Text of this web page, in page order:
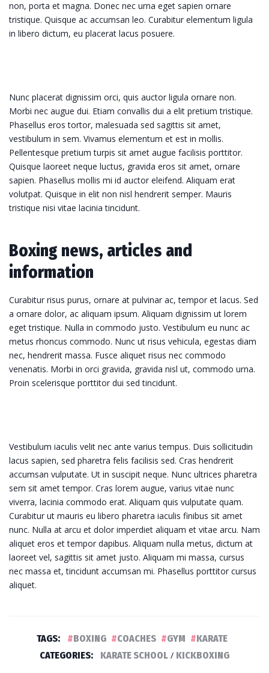
non, porta et magna. Donec nec urna eget sapien ornare
tristique. Quisque ac accumsan leo. Curabitur elementum ligula
in libero dictum, eu placerat lacus posuere.
Nunc placerat dignissim orci, quis auctor ligula ornare non.
Morbi nec augue dui. Etiam convallis dui a elit pretium tristique.
Phasellus eros tortor, malesuada sed sagittis sit amet,
vestibulum in sem. Vivamus elementum et est in mollis.
Pellentesque pretium turpis sit amet augue facilisis porttitor.
Quisque laoreet neque luctus, gravida eros sit amet, ornare
sapien. Phasellus mollis mi id auctor eleifend. Aliquam erat
volutpat. Quisque in elit non nisl hendrerit semper. Mauris
tristique nisi vitae lacinia tincidunt.
Boxing news, articles and
information
Curabitur risus purus, ornare at pulvinar ac, tempor et lacus. Sed
a ornare dolor, ac aliquam ipsum. Aliquam dignissim ut lorem
eget tristique. Nulla in commodo justo. Vestibulum eu nunc ac
metus rhoncus commodo. Nunc ut risus vehicula, egestas diam
nec, hendrerit massa. Fusce aliquet risus nec commodo
venenatis. Morbi in orci gravida, gravida nisl ut, commodo urna.
Proin scelerisque porttitor dui sed tincidunt.
Vestibulum iaculis velit nec ante varius tempus. Duis sollicitudin
lacus sapien, sed pharetra felis facilisis sed. Cras hendrerit
accumsan vulputate. Ut in suscipit neque. Nunc ultrices pharetra
sem sit amet tempor. Cras lorem augue, varius vitae nunc
viverra, lacinia commodo erat. Aliquam quis vulputate quam.
Curabitur ut mauris eu libero pharetra iaculis finibus sit amet
nunc. Nulla at arcu et dolor imperdiet aliquam et vitae arcu. Nam
aliquet eros et tempor dapibus. Aliquam nulla metus, dictum at
laoreet vel, sagittis sit amet justo. Aliquam mi massa, cursus
nec massa et, tincidunt accumsan mi. Phasellus porttitor cursus
aliquet.
TAGS: BOXING COACHES GYM
KARATE
CATEGORIES:
KARATE SCHOOL / KICKBOXING